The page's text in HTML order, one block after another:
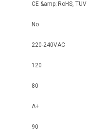
CE &amp; RoHS, TUV
No
220-240VAC
120
80
A+
90